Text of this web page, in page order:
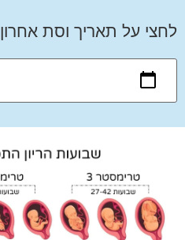
לחצי על תאריך וסת אחרון